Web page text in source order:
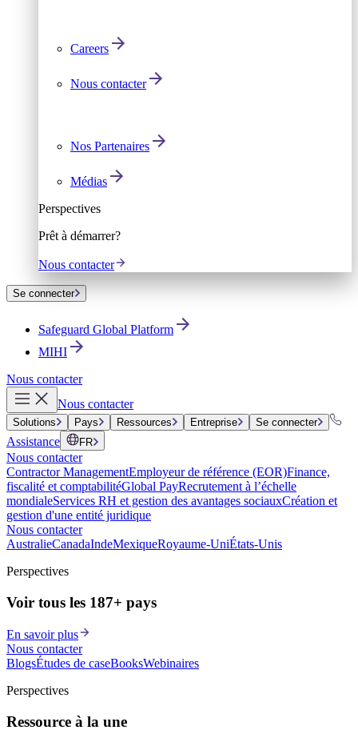
Careers
Nous contacter
Nos Partenaires
Médias
Perspectives
Prêt à démarrer?
Nous contacter
Se connecter
Safeguard Global Platform
MIHI
Nous contacter
Nous contacter
Solutions Pays Ressources Entreprise Se connecter
Assistance FR
Nous contacter
Contractor ManagementEmployeur de référence (EOR)Finance,
fiscalité et comptabilitéGlobal PayRecrutement à l’échelle
mondialeServices RH et gestion des avantages sociauxCréation et
gestion d'une entité juridique
Nous contacter
AustralieCanadaIndeMexiqueRoyaume-UniÉtats-Unis
Perspectives
Voir tous les 187+ pays
En savoir plus
Nous contacter
BlogsÉtudes de caseBooksWebinaires
Perspectives
Ressource à la une